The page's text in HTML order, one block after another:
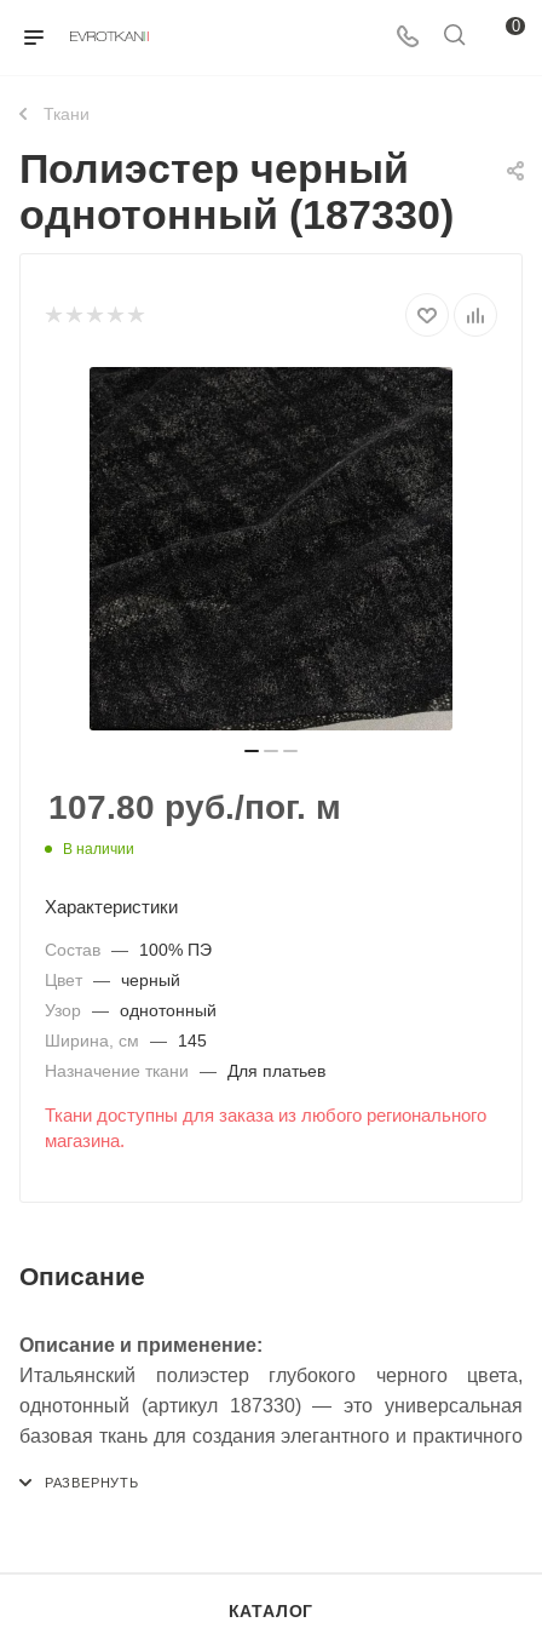
0
Ткани
Полиэстер черный
однотонный (187330)
107.80 руб./пог. м
В наличии
Характеристики
Состав —
100% ПЭ
Цвет — черный
Узор
— однотонный
Ширина, см
—
145
Назначение ткани
— Для платьев
Ткани доступны для заказа из любого регионального
магазина.
Описание
Описание и применение:
Итальянский полиэстер глубокого черного цвета,
однотонный (артикул 187330) — это универсальная
базовая ткань для создания элегантного и практичного
формоустойчивость и несминаемость. Ткань не
КАТАЛОГ